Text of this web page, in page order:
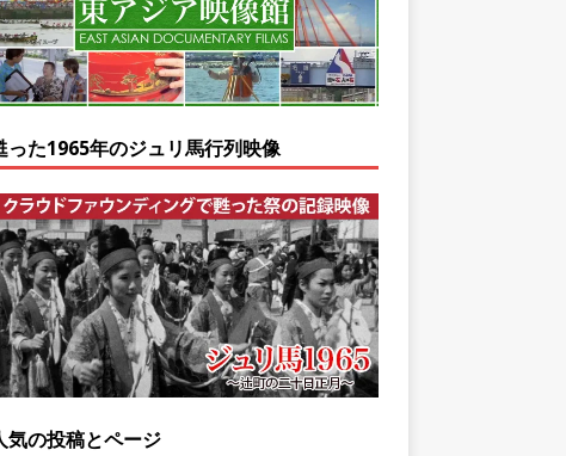
った1965年のジュリ馬行列映像
気の投稿とページ